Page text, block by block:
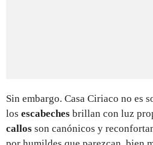
Sin embargo. Casa Ciriaco no es
los escabeches brillan con luz
callos son canónicos y